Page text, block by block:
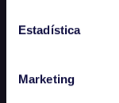
Estadística
Marketing